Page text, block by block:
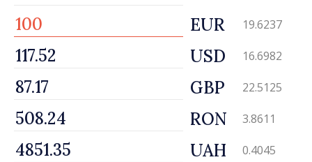
EUR 19.6237
USD 16.6982
GBP 22.5125
RON 3.8611
UAH 0.4045